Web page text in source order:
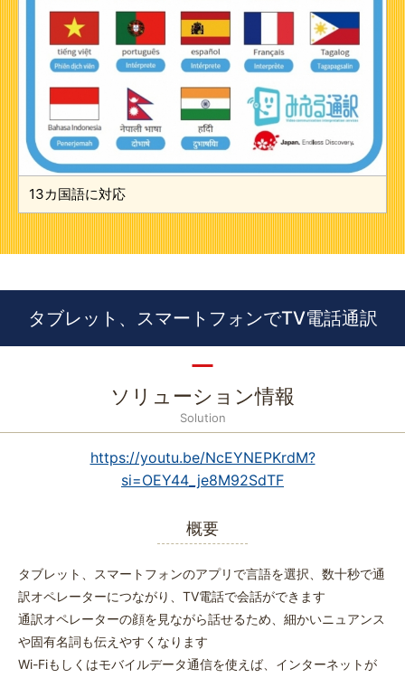
13カ国語に対応
タブレット、スマートフォンでTV電話通訳
ソリューション情報
Solution
https://youtu.be/NcEYNEPKrdM?
si=OEY44_je8M92SdTF
概要
タブレット、スマートフォンのアプリで言語を選択、数十秒で通
訳オペレーターにつながり、TV電話で会話ができます
通訳オペレーターの顔を見ながら話せるため、細かいニュアンス
や固有名詞も伝えやすくなります
Wi-Fiもしくはモバイルデータ通信を使えば、インターネットが